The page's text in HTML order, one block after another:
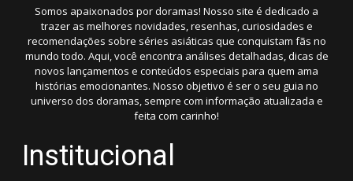
Somos apaixonados por doramas! Nosso site é dedicado a
trazer as melhores novidades, resenhas, curiosidades e
recomendações sobre séries asiáticas que conquistam fãs no
mundo todo. Aqui, você encontra análises detalhadas, dicas de
novos lançamentos e conteúdos especiais para quem ama
histórias emocionantes. Nosso objetivo é ser o seu guia no
universo dos doramas, sempre com informação atualizada e
feita com carinho!
Institucional